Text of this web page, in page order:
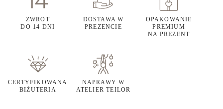
ZWROT
DO 14 DNI
DOSTAWA W
PREZENCIE
OPAKOWANIE
PREMIUM
NA PREZENT
CERTYFIKOWANA
BIŻUTERIA
NAPRAWY W
ATELIER TEILOR